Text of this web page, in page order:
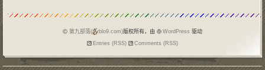
嚣的高处，只有飞鸟盘旋和轻云白雾飘渺
第九部落( blo9.com)版权所有，由 WordPress 驱动
Entries (RSS)
Comments (RSS)